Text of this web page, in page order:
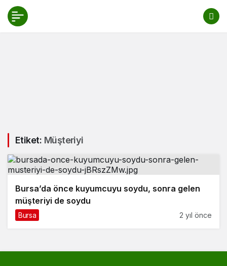
Etiket: Müşteriyi
Bursa’da önce kuyumcuyu soydu, sonra gelen
müşteriyi de soydu
Bursa 2 yıl önce